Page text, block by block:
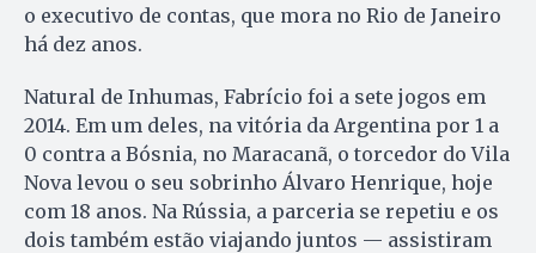
o executivo de contas, que mora no Rio de Janeiro
há dez anos.
Natural de Inhumas, Fabrício foi a sete jogos em
2014. Em um deles, na vitória da Argentina por 1 a
0 contra a Bósnia, no Maracanã, o torcedor do Vila
Nova levou o seu sobrinho Álvaro Henrique, hoje
com 18 anos. Na Rússia, a parceria se repetiu e os
dois também estão viajando juntos — assistiram